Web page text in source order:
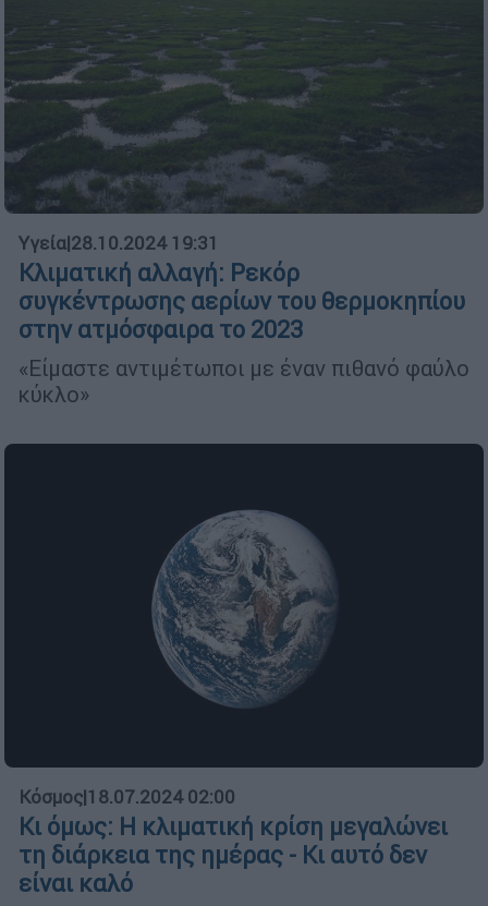
Υγεία|28.10.2024 19:31
Κλιματική αλλαγή: Ρεκόρ
συγκέντρωσης αερίων του θερμοκηπίου
στην ατμόσφαιρα το 2023
«Είμαστε αντιμέτωποι με έναν πιθανό φαύλο
κύκλο»
Κόσμος|18.07.2024 02:00
Κι όμως: Η κλιματική κρίση μεγαλώνει
τη διάρκεια της ημέρας - Κι αυτό δεν
είναι καλό